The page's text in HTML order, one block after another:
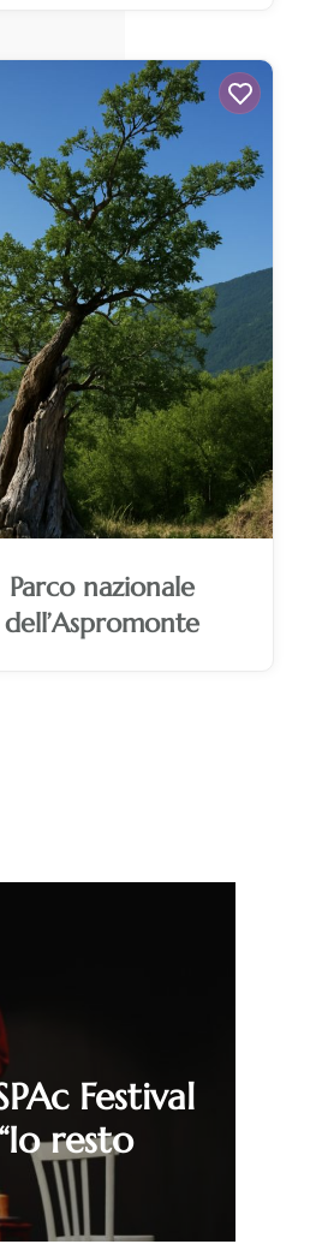
Parco nazionale
dell’Aspromonte
Festival
resto